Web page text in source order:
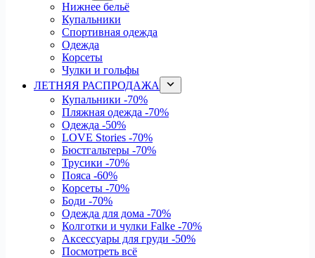
Нижнее бельё
Купальники
Спортивная одежда
Одежда
Корсеты
Чулки и гольфы
ЛЕТНЯЯ РАСПРОДАЖА
Купальники -70%
Пляжная одежда -70%
Одежда -50%
LOVE Stories -70%
Бюстгальтеры -70%
Трусики -70%
Пояса -60%
Корсеты -70%
Боди -70%
Одежда для дома -70%
Колготки и чулки Falke -70%
Аксессуары для груди -50%
Посмотреть всё